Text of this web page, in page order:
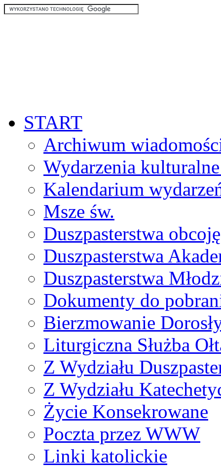
START
Archiwum
Wydarzenia
Kalendarium
Msze św.
Duszpasterstwa
Duszpasterstwa
Duszpasterstwa
Dokumenty do
Bierzmowanie
Liturgiczna Służba
Z Wydziału
Z Wydziału
Życie Konsekrowane
Poczta przez WWW
Linki katolickie